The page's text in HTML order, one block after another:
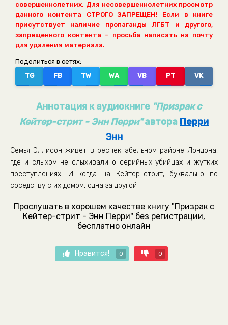
совершеннолетних. Для несовершеннолетних просмотр
данного контента СТРОГО ЗАПРЕЩЕН! Если в книге
присутствует наличие пропаганды ЛГБТ и другого,
запрещенного контента - просьба написать на почту
для удаления материала.
Поделиться в сетях:
TG
FB TW WA VB PT VK
Аннотация к аудиокниге "Призрак с
Кейтер-стрит - Энн Перри"автора Перри
Энн
Семья Эллисон живет в респектабельном районе Лондона,
где и слыхом не слыхивали о серийных убийцах и жутких
преступлениях. И когда на Кейтер-стрит, буквально по
соседству с их домом, одна за другой
Прослушать в хорошем качестве книгу "Призрак с
Кейтер-стрит - Энн Перри" без регистрации,
бесплатно онлайн
Нравится! 0 0